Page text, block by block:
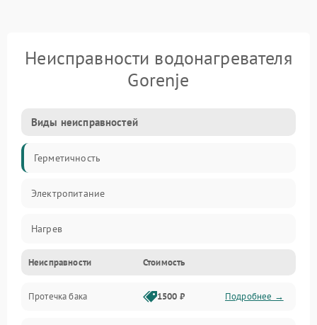
Неисправности водонагревателя
Gorenje
Виды неисправностей
Герметичность
Электропитание
Нагрев
Датчики
Механика
Неисправности Стоимость
Протечка бака 1500 ₽ Подробнее →